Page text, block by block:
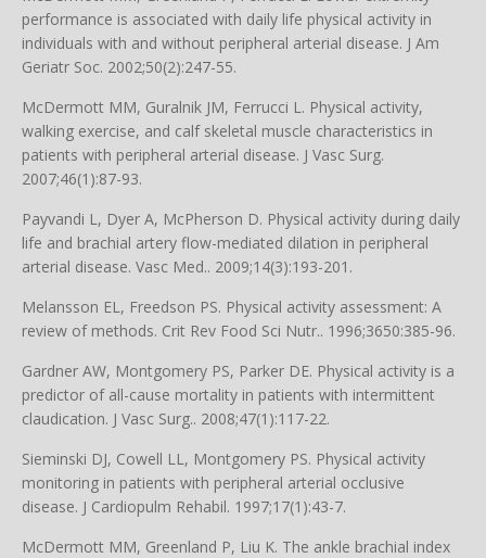
performance is associated with daily life physical activity in
individuals with and without peripheral arterial disease. J Am
Geriatr Soc. 2002;50(2):247-55.
McDermott MM, Guralnik JM, Ferrucci L. Physical activity,
walking exercise, and calf skeletal muscle characteristics in
patients with peripheral arterial disease. J Vasc Surg.
2007;46(1):87-93.
Payvandi L, Dyer A, McPherson D. Physical activity during daily
life and brachial artery flow-mediated dilation in peripheral
arterial disease. Vasc Med.. 2009;14(3):193-201.
Melansson EL, Freedson PS. Physical activity assessment: A
review of methods. Crit Rev Food Sci Nutr.. 1996;3650:385-96.
Gardner AW, Montgomery PS, Parker DE. Physical activity is a
predictor of all-cause mortality in patients with intermittent
claudication. J Vasc Surg.. 2008;47(1):117-22.
Sieminski DJ, Cowell LL, Montgomery PS. Physical activity
monitoring in patients with peripheral arterial occlusive
disease. J Cardiopulm Rehabil. 1997;17(1):43-7.
McDermott MM, Greenland P, Liu K. The ankle brachial index